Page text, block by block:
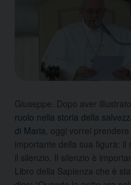
Giuseppe. Dopo aver illustrato
ruolo nella storia della
di Maria , oggi vorrei
importante della sua figura: il
il silenzio. Il silenzio è
Libro della Sapienza che è